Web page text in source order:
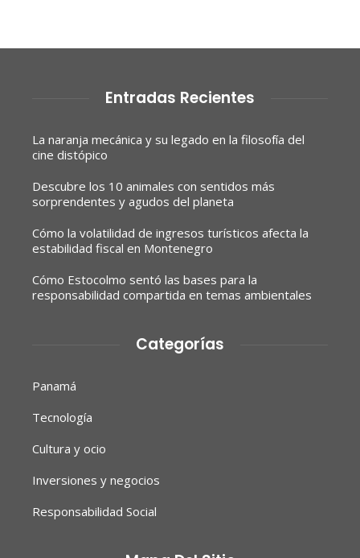
Entradas Recientes
La naranja mecánica y su legado en la filosofía del
cine distópico
Descubre los 10 animales con sentidos más
sorprendentes y agudos del planeta
Cómo la volatilidad de ingresos turísticos afecta la
estabilidad fiscal en Montenegro
Cómo Estocolmo sentó las bases para la
responsabilidad compartida en temas ambientales
Categorías
Panamá
Tecnología
Cultura y ocio
Inversiones y negocios
Responsabilidad Social